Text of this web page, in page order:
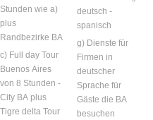
Stunden wie a)
plus
Randbezirke BA
c) Full day Tour
Buenos Aires
von 8 Stunden -
City BA plus
Tigre delta Tour
deutsch -
spanisch
g) Dienste für
Firmen in
deutscher
Sprache für
Gäste die BA
besuchen